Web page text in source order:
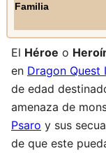
Familia
El Héroe o
en Dragon Quest
de edad
amenaza de
Psaro y sus
de que este